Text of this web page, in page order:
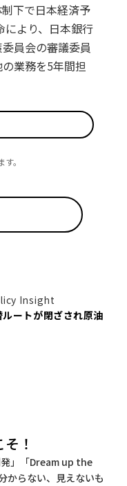
下で日本経済予
により、日本銀行
員会の審議委員
業務を5年間担
。
Insight
ートが閉ざされ原油
！
」「Dream up the
からない、見えないも